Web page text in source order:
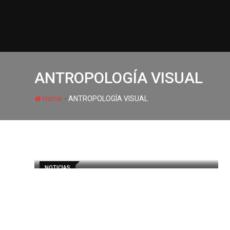
ANTROPOLOGÍA VISUAL
Home -ANTROPOLOGÍA VISUAL
NOTICIAS